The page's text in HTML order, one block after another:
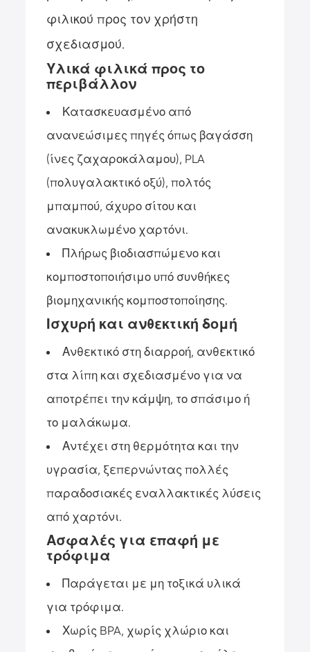
φιλικού προς τον χρήστη
σχεδιασμού.
Υλικά φιλικά προς το
περιβάλλον
Κατασκευασμένο από
ανανεώσιμες πηγές όπως βαγάσση
(ίνες ζαχαροκάλαμου), PLA
(πολυγαλακτικό οξύ), πολτός
μπαμπού, άχυρο σίτου και
ανακυκλωμένο χαρτόνι.
Πλήρως βιοδιασπώμενο και
κομποστοποιήσιμο υπό συνθήκες
βιομηχανικής κομποστοποίησης.
Ισχυρή και ανθεκτική δομή
Ανθεκτικό στη διαρροή, ανθεκτικό
στα λίπη και σχεδιασμένο για να
αποτρέπει την κάμψη, το σπάσιμο ή
το μαλάκωμα.
Αντέχει στη θερμότητα και την
υγρασία, ξεπερνώντας πολλές
παραδοσιακές εναλλακτικές λύσεις
από χαρτόνι.
Ασφαλές για επαφή με
τρόφιμα
Παράγεται με μη τοξικά υλικά
για τρόφιμα.
Χωρίς BPA, χωρίς χλώριο και